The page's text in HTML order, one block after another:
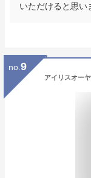
いただけると思い
no. 9